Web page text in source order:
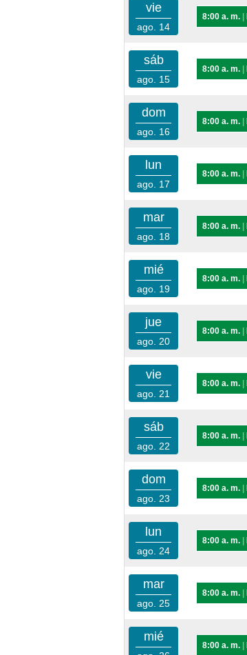
vie
ago. 14
8:00 a. m.
sáb
ago. 15
8:00 a. m.
dom
ago. 16
8:00 a. m.
lun
ago. 17
8:00 a. m.
mar
ago. 18
8:00 a. m.
mié
ago. 19
8:00 a. m.
jue
ago. 20
8:00 a. m.
vie
ago. 21
8:00 a. m.
sáb
ago. 22
8:00 a. m.
dom
ago. 23
8:00 a. m.
lun
ago. 24
8:00 a. m.
mar
ago. 25
8:00 a. m.
mié
8:00 a. m.